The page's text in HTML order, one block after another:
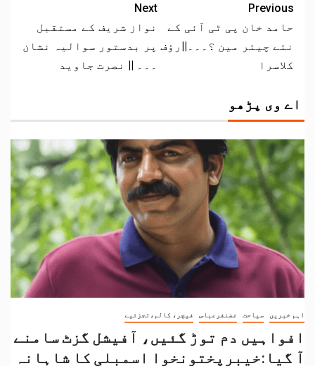
Previous
حامد خان پی ٹی آئی کے
نئے چیئر مین ؟۔۔۔||رؤف
کلاسرا
Next
نواز شریف کے مستقبل
پر بدستور سوالیہ نشان
۔۔۔ || نصرت جاوید
اے وی پڑھو
اہم خبریں سیاحت غضنفرعباس فیچر، کالم،تجزئیے
افواہیں دم توڑ گئیں، آفیشل گزٹ سامنے
آ گیا:خیبرپختونخوا اسمبلی کا شاہانہ